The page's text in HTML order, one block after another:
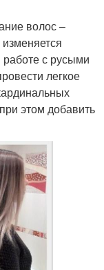
волос –
работе с русыми
легкое
этом добавить